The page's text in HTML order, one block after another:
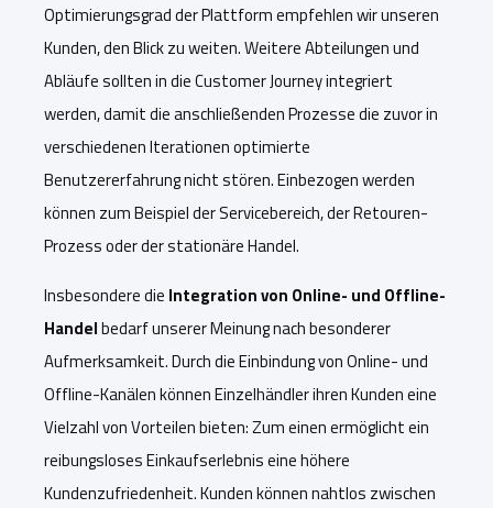
Optimierungsgrad der Plattform empfehlen wir unseren
Kunden, den Blick zu weiten. Weitere Abteilungen und
Abläufe sollten in die Customer Journey integriert
werden, damit die anschließenden Prozesse die zuvor in
verschiedenen Iterationen optimierte
Benutzererfahrung nicht stören. Einbezogen werden
können zum Beispiel der Servicebereich, der Retouren-
Prozess oder der stationäre Handel.
Insbesondere die Integration von Online- und Offline-
Handelbedarf unserer Meinung nach besonderer
Aufmerksamkeit. Durch die Einbindung von Online- und
Offline-Kanälen können Einzelhändler ihren Kunden eine
Vielzahl von Vorteilen bieten: Zum einen ermöglicht ein
reibungsloses Einkaufserlebnis eine höhere
Kundenzufriedenheit. Kunden können nahtlos zwischen